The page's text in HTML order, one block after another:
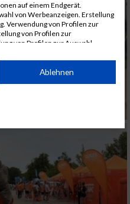
auf einem Endgerät.
von Werbeanzeigen. Erstellung
Verwendung von Profilen zur
von Profilen zur
von Profilen zur Auswahl
durch Statistiken oder
Quellen. Entwicklung und
Union weitergegeben und in die
Ablehnen